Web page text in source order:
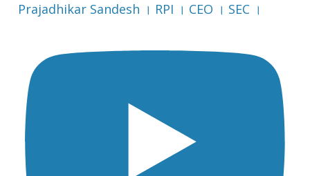
Prajadhikar Sandesh । RPI । CEO । SEC ।